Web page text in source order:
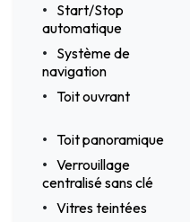
Start/Stop
automatique
Système de
navigation
Toit ouvrant
Toit panoramique
Verrouillage
centralisé sans clé
Vitres teintées